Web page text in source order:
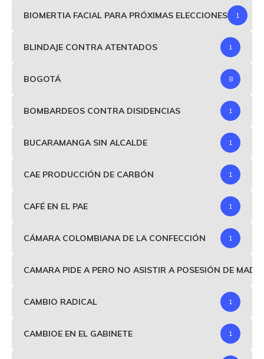
BIOMERTIA FACIAL PARA PRÓXIMAS ELECCIONES 1
BLINDAJE CONTRA ATENTADOS 1
BOGOTÁ 8
BOMBARDEOS CONTRA DISIDENCIAS 1
BUCARAMANGA SIN ALCALDE 1
CAE PRODUCCIÓN DE CARBÓN 1
CAFÉ EN EL PAE 1
CÁMARA COLOMBIANA DE LA CONFECCIÓN 1
CAMARA PIDE A PERO NO ASISTIR A POSESIÓN DE
CAMBIO RADICAL 1
CAMBIOE EN EL GABINETE 1